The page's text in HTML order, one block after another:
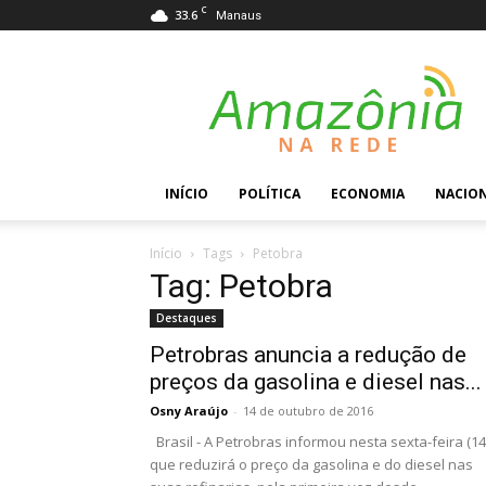
33.6 C Manaus
Rede
INÍCIO POLÍTICA ECONOMIA
Início Tags Petobra
Tag: Petobra
Destaques
Petrobras anuncia a redução de
preços da gasolina e diesel nas...
Osny Araújo - 14 de outubro de 2016
Brasil - A Petrobras informou nesta sexta-feira
que reduzirá o preço da gasolina e do diesel nas